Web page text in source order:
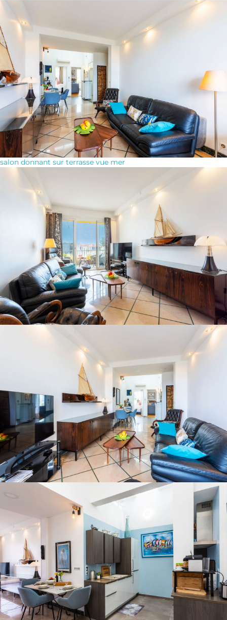
salon donnant sur terrasse vue mer